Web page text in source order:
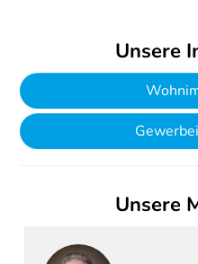
Unsere
Unsere